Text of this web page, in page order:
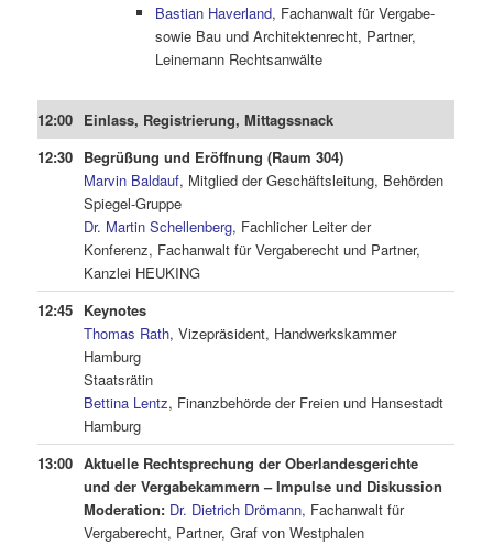
Bastian Haverland, Fachanwalt für Vergabe-
sowie Bau und Architektenrecht, Partner,
Leinemann Rechtsanwälte
12:00 Einlass, Registrierung, Mittagssnack
12:30 Begrüßung und Eröffnung (Raum 304)
Marvin Baldauf, Mitglied der Geschäftsleitung, Behörden
Spiegel-Gruppe
Dr. Martin Schellenberg, Fachlicher Leiter der
Konferenz, Fachanwalt für Vergaberecht und Partner,
Kanzlei HEUKING
12:45 Keynotes
Thomas Rath, Vizepräsident, Handwerkskammer
Hamburg
Staatsrätin
Bettina Lentz, Finanzbehörde der Freien und Hansestadt
Hamburg
13:00 Aktuelle Rechtsprechung der Oberlandesgerichte
und der Vergabekammern – Impulse und Diskussion
Moderation: Dr. Dietrich Drömann, Fachanwalt für
Vergaberecht, Partner, Graf von Westphalen